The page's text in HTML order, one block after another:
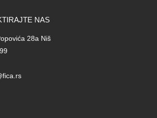
NAS
28a Niš